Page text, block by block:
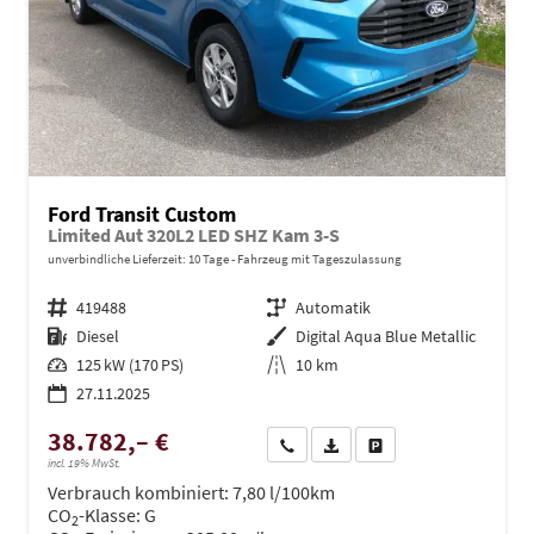
Ford Transit Custom
Limited Aut 320L2 LED SHZ Kam 3-S
unverbindliche Lieferzeit: 10 Tage Fahrzeug mit Tageszulassung
Fahrzeugnr. 419488 Getriebe Automatik
Kraftstoff Diesel Außenfarbe Digital Aqua Blue Metallic
Leistung 125 kW (170 PS) Kilometerstand 10 km
27.11.2025
38.782,– €
incl. 19% MwSt.
Wir rufen Sie anPDF-Datei, Fahrzeugexposé
Verbrauch kombiniert: 7,80 l/100km
CO2-Klasse: G